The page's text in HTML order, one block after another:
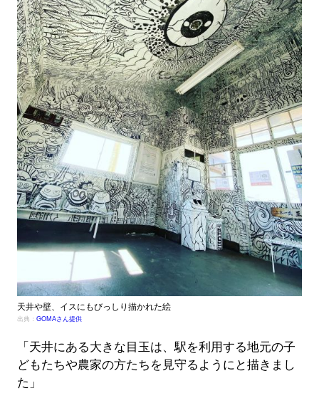
天井や壁、イスにもびっしり描かれた絵
出典： GOMAさん提供
「天井にある大きな目玉は、駅を利用する地元の子
どもたちや農家の方たちを見守るようにと描きまし
た」